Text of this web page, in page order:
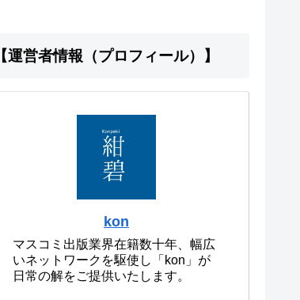
【運営者情報（プロフィール）】
kon
マスコミ出版業界在籍数十年、幅広
いネットワークを駆使し「kon」が
日常の解をご提供いたします。